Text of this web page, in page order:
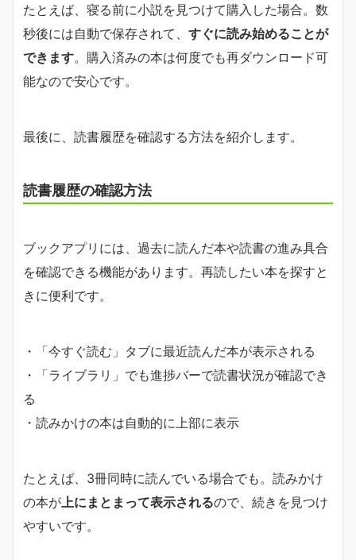
たとえば、寝る前に小説を見つけて購入した場合。数
秒後には自動で保存されて、 すぐに読み始めることが
できます。購入済みの本は何度でも再ダウンロード可
能なので安心です。
最後に、読書履歴を確認する方法を紹介します。
読書履歴の確認方法
ブックアプリには、過去に読んだ本や読書の進み具合
を確認できる機能があります。再読したい本を探すと
きに便利です。
・「今すぐ読む」タブに最近読んだ本が表示される
・「ライブラリ」でも進捗バーで読書状況が確認でき
る
・読みかけの本は自動的に上部に表示
たとえば、3冊同時に読んでいる場合でも。読みかけ
の本が 上にまとまって表示されるので、続きを見つけ
やすいです。